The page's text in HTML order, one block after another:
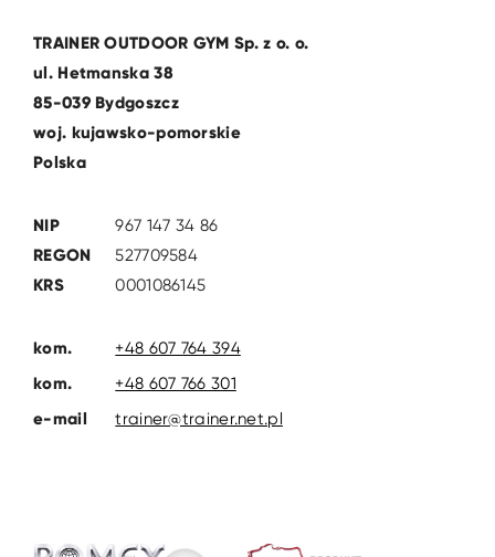
TRAINER OUTDOOR GYM Sp. z o. o.
ul. Hetmanska 38
85-039 Bydgoszcz
woj. kujawsko-pomorskie
Polska
NIP
967 147 34 86
REGON
527709584
KRS
0001086145
kom.
+48 607 764 394
kom.
+48 607 766 301
e-mail
trainer@trainer.net.pl